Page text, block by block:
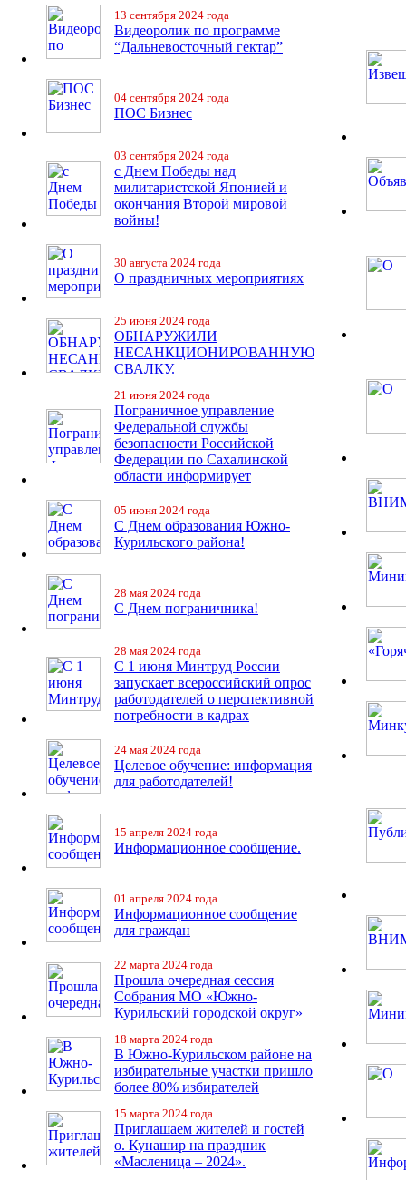
13 сентября 2024 года
Видеоролик по программе
“Дальневосточный гектар”
04 сентября 2024 года
ПОС Бизнес
03 сентября 2024 года
с Днем Победы над
милитаристской Японией и
окончания Второй мировой
войны!
30 августа 2024 года
О праздничных мероприятиях
25 июня 2024 года
ОБНАРУЖИЛИ
НЕСАНКЦИОНИРОВАННУЮ
СВАЛКУ.
21 июня 2024 года
Пограничное управление
Федеральной службы
безопасности Российской
Федерации по Сахалинской
области информирует
05 июня 2024 года
С Днем образования Южно-
Курильского района!
28 мая 2024 года
С Днем пограничника!
28 мая 2024 года
С 1 июня Минтруд России
запускает всероссийский опрос
работодателей о перспективной
потребности в кадрах
24 мая 2024 года
Целевое обучение: информация
для работодателей!
15 апреля 2024 года
Информационное сообщение.
01 апреля 2024 года
Информационное сообщение
для граждан
22 марта 2024 года
Прошла очередная сессия
Собрания МО «Южно-
Курильский городской округ»
18 марта 2024 года
В Южно-Курильском районе на
избирательные участки пришло
более 80% избирателей
15 марта 2024 года
Приглашаем жителей и гостей
о. Кунашир на праздник
«Масленица – 2024».